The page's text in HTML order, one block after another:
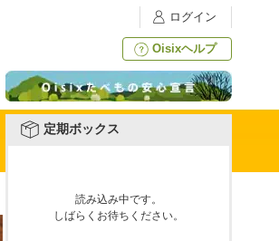
ログイン
Oisixヘルプ
定期ボックス
読み込み中です。
しばらくお待ちください。